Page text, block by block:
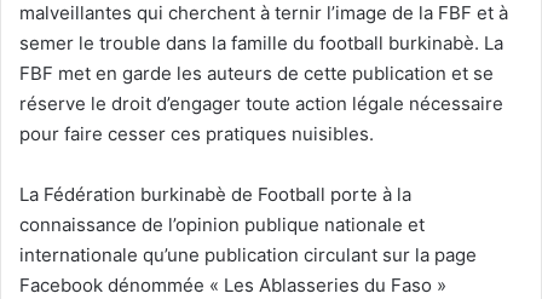
malveillantes qui cherchent à ternir l’image de la FBF et à
semer le trouble dans la famille du football burkinabè. La
FBF met en garde les auteurs de cette publication et se
réserve le droit d’engager toute action légale nécessaire
pour faire cesser ces pratiques nuisibles.
La Fédération burkinabè de Football porte à la
connaissance de l’opinion publique nationale et
internationale qu’une publication circulant sur la page
Facebook dénommée « Les Ablasseries du Faso »